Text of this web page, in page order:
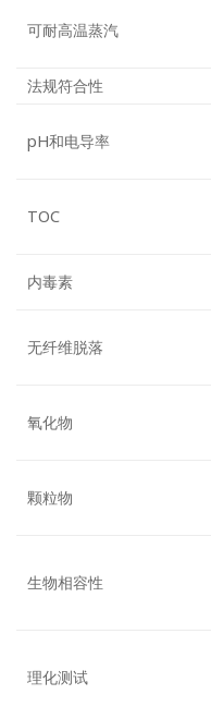
可耐高温蒸汽
法规符合性
pH和电导率
TOC
内毒素
无纤维脱落
氧化物
颗粒物
生物相容性
理化测试